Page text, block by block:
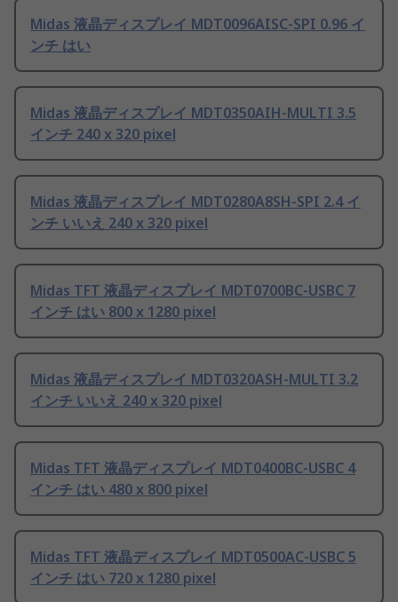
Midas 液晶ディスプレイ MDT0096AISC-SPI 0.96 イ
ンチ はい
Midas 液晶ディスプレイ MDT0350AIH-MULTI 3.5
インチ 240 x 320 pixel
Midas 液晶ディスプレイ MDT0280A8SH-SPI 2.4 イ
ンチ いいえ 240 x 320 pixel
Midas TFT 液晶ディスプレイ MDT0700BC-USBC 7
インチ はい 800 x 1280 pixel
Midas 液晶ディスプレイ MDT0320ASH-MULTI 3.2
インチ いいえ 240 x 320 pixel
Midas TFT 液晶ディスプレイ MDT0400BC-USBC 4
インチ はい 480 x 800 pixel
Midas TFT 液晶ディスプレイ MDT0500AC-USBC 5
インチ はい 720 x 1280 pixel